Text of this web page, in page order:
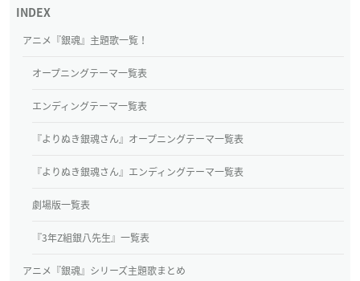
アニメ『銀魂』主題歌一覧！
オープニングテーマ一覧表
エンディングテーマ一覧表
『よりぬき銀魂さん』オープニングテーマ一覧表
『よりぬき銀魂さん』エンディングテーマ一覧表
劇場版一覧表
『3年Z組銀八先生』一覧表
アニメ『銀魂』シリーズ主題歌まとめ